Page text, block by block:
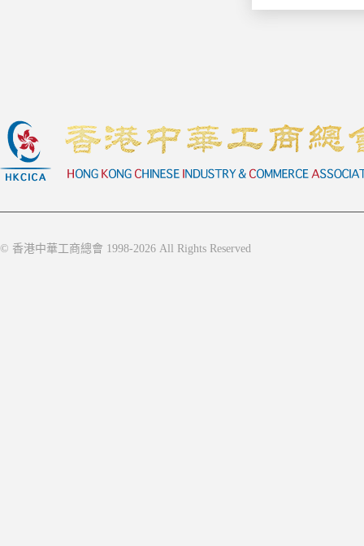
© 香港中華工商總會 1998-2026 All Rights Reserved